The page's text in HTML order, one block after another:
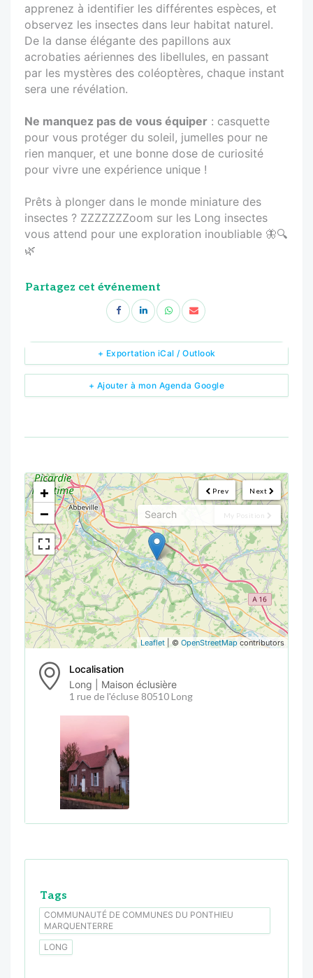
apprenez à identifier les différentes espèces, et
observez les insectes dans leur habitat naturel.
De la danse élégante des papillons aux
acrobaties aériennes des libellules, en passant
par les mystères des coléoptères, chaque instant
sera une révélation.
Ne manquez pas de vous équiper : casquette
pour vous protéger du soleil, jumelles pour ne
rien manquer, et une bonne dose de curiosité
pour vivre une expérience unique !
Prêts à plonger dans le monde miniature des
insectes ? ZZZZZZZoom sur les Long insectes
vous attend pour une exploration inoubliable 🦋🔍
🌿
Partagez cet événement
+ Ajouter à mon Agenda Google
+ Exportation iCal / Outlook
Next
Prev
My Position
<!---->
+
−
Leaflet | © OpenStreetMap contributors
Localisation
Long | Maison éclusière
1 rue de l'écluse 80510 Long
Tags
COMMUNAUTÉ DE COMMUNES DU PONTHIEU
MARQUENTERRE
LONG